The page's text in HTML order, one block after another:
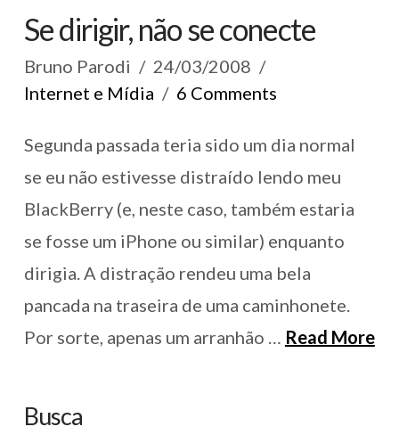
Se dirigir, não se conecte
Bruno Parodi
24/03/2008
Internet e Mídia
6 Comments
Segunda passada teria sido um dia normal
se eu não estivesse distraído lendo meu
BlackBerry (e, neste caso, também estaria
se fosse um iPhone ou similar) enquanto
dirigia. A distração rendeu uma bela
pancada na traseira de uma caminhonete.
Por sorte, apenas um arranhão … Read More
Busca